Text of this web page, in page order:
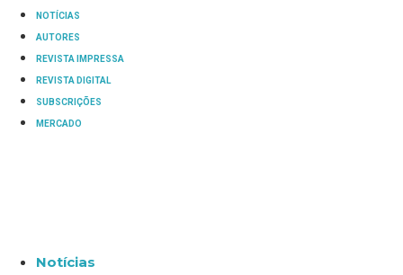
NOTÍCIAS
AUTORES
REVISTA IMPRESSA
REVISTA DIGITAL
SUBSCRIÇÕES
MERCADO
Notícias